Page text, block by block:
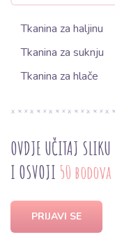
Tkanina za haljinu
Tkanina za suknju
Tkanina za hlače
OVDJE UČITAJ SLIKU
I OSVOJI 50 bodova
PRIJAVI SE